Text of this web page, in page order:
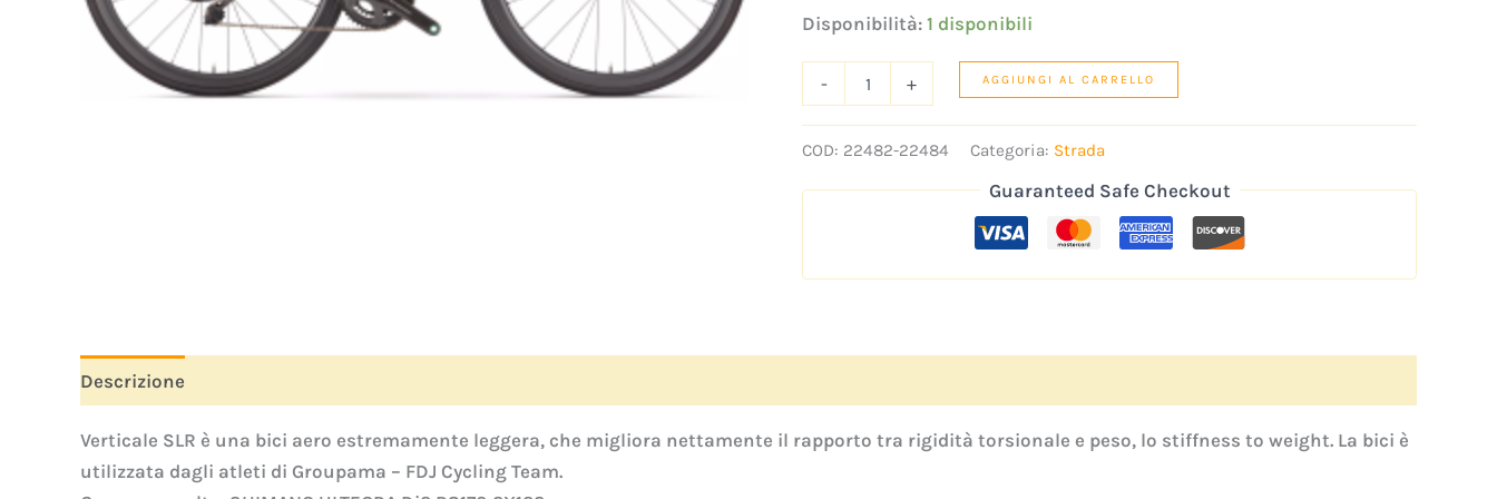
Disponibilità: 1 disponibili
- + AGGIUNGI AL CARRELLO
COD: 22482-22484 Categoria: Strada
Guaranteed Safe Checkout
Descrizione
Verticale SLR è una bici aero estremamente leggera, che migliora nettamente il rapporto tra rigidità torsionale e peso, lo stiffness to weight. La bici è
utilizzata dagli atleti di Groupama – FDJ Cycling Team.